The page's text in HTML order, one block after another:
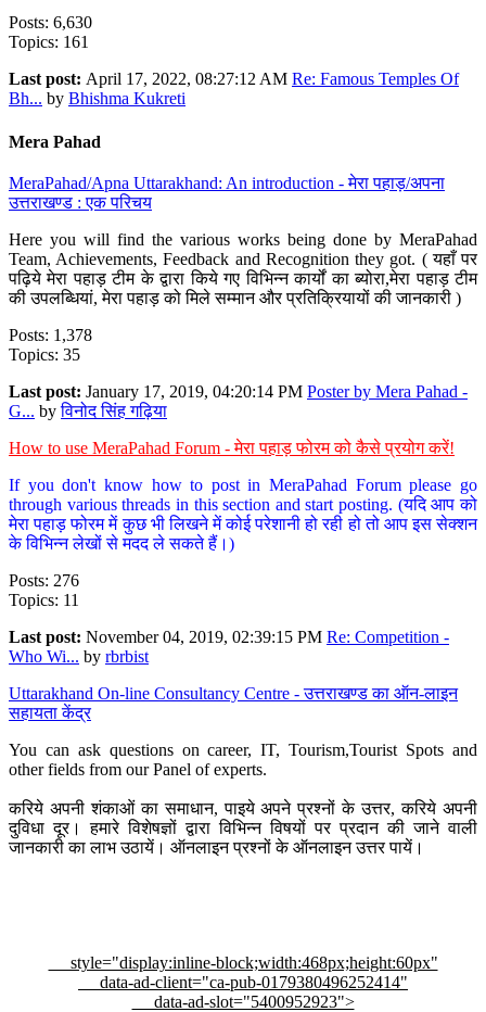
Posts: 6,630
Topics: 161
Last post: April 17, 2022, 08:27:12 AM Re: Famous Temples Of
Bh... by Bhishma Kukreti
Mera Pahad
MeraPahad/Apna Uttarakhand: An introduction - मेरा पहाड़/अपना
उत्तराखण्ड : एक परिचय
Here you will find the various works being done by MeraPahad
Team, Achievements, Feedback and Recognition they got. ( यहाँ पर
पढ़िये मेरा पहाड़ टीम के द्वारा किये गए विभिन्न कार्यों का ब्योरा,मेरा पहाड़ टीम
की उपलब्धियां, मेरा पहाड़ को मिले सम्मान और प्रतिक्रियायों की जानकारी )
Posts: 1,378
Topics: 35
Last post: January 17, 2019, 04:20:14 PM Poster by Mera Pahad -
G... byविनोद सिंह गढ़िया
How to use MeraPahad Forum - मेरा पहाड़ फोरम को कैसे प्रयोग करें!
If you don't know how to post in MeraPahad Forum please go
through various threads in this section and start posting. (यदि आप को
मेरा पहाड़ फोरम में कुछ भी लिखने में कोई परेशानी हो रही हो तो आप इस सेक्शन
के विभिन्न लेखों से मदद ले सकते हैं।)
Posts: 276
Topics: 11
Last post: November 04, 2019, 02:39:15 PM Re: Competition -
Who Wi... by rbrbist
Uttarakhand On-line Consultancy Centre - उत्तराखण्ड का ऑन-लाइन
सहायता केंद्र
You can ask questions on career, IT, Tourism,Tourist Spots and
other fields from our Panel of experts.
करिये अपनी शंकाओं का समाधान, पाइये अपने प्रश्नों के उत्तर, करिये अपनी
दुविधा दूर। हमारे विशेषज्ञों द्वारा विभिन्न विषयों पर प्रदान की जाने वाली
जानकारी का लाभ उठायें। ऑनलाइन प्रश्नों के ऑनलाइन उत्तर पायें।
style="display:inline-block;width:468px;height:60px"
data-ad-client="ca-pub-0179380496252414"
data-ad-slot="5400952923">